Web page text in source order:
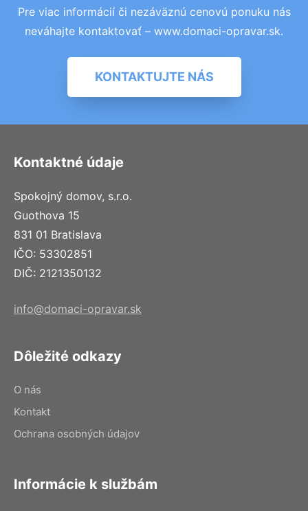
Pre viac informácií či nezáväznú cenovú ponuku nás
neváhajte kontaktovať – www.domaci-opravar.sk.
KONTAKTUJTE NÁS
Kontaktné údaje
Spokojný domov, s.r.o.
Guothova 15
831 01 Bratislava
IČO: 53302851
DIČ: 2121350132
info@domaci-opravar.sk
Dôležité odkazy
O nás
Kontakt
Ochrana osobných údajov
Informácie k službám